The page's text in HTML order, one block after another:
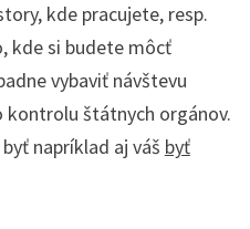
kde pracujete, resp.
kde si budete môcť
vybaviť návštevu
kontrolu štátnych orgánov.
napríklad aj váš byť